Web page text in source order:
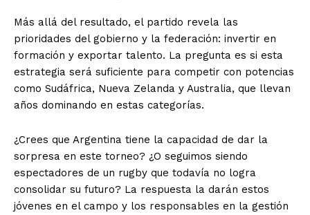
Más allá del resultado, el partido revela las
prioridades del gobierno y la federación: invertir en
formación y exportar talento. La pregunta es si esta
estrategia será suficiente para competir con potencias
como Sudáfrica, Nueva Zelanda y Australia, que llevan
años dominando en estas categorías.
¿Crees que Argentina tiene la capacidad de dar la
sorpresa en este torneo? ¿O seguimos siendo
espectadores de un rugby que todavía no logra
consolidar su futuro? La respuesta la darán estos
jóvenes en el campo y los responsables en la gestión